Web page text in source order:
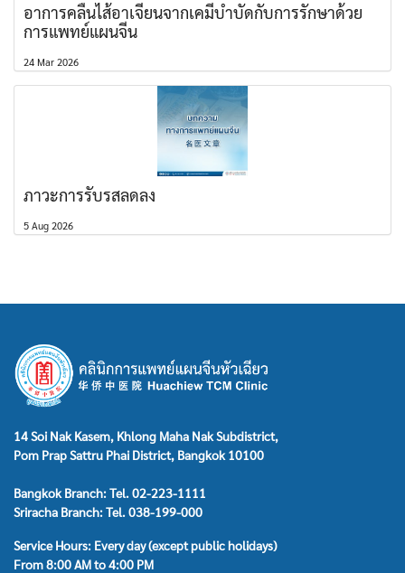
อาการคลื่นไส้อาเจียนจากเคมีบำบัดกับการรักษาด้วย
การแพทย์แผนจีน
24 Mar 2026
ภาวะการรับรสลดลง
5 Aug 2026
14 Soi Nak Kasem, Khlong Maha Nak Subdistrict,
Pom Prap Sattru Phai District, Bangkok 10100
Bangkok Branch: Tel. 02-223-1111
Sriracha Branch: Tel. 038-199-000
Service Hours: Every day (except public holidays)
From 8:00 AM to 4:00 PM